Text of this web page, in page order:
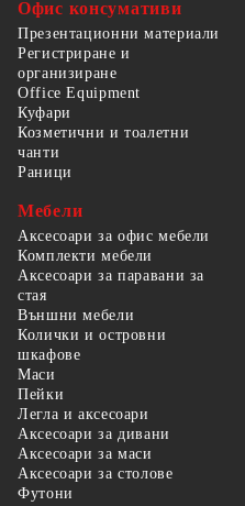
Офис консумативи
Презентационни материали
Регистриране и
организиране
Office Equipment
Куфари
Козметични и тоалетни
чанти
Раници
Мебели
Аксесоари за офис мебели
Комплекти мебели
Аксесоари за паравани за
стая
Външни мебели
Колички и островни
шкафове
Маси
Пейки
Легла и аксесоари
Аксесоари за дивани
Аксесоари за маси
Аксесоари за столове
Футони